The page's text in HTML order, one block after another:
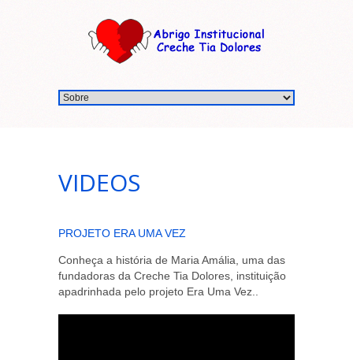
VIDEOS
PROJETO ERA UMA VEZ
Conheça a história de Maria Amália, uma das
fundadoras da Creche Tia Dolores, instituição
apadrinhada pelo projeto Era Uma Vez..